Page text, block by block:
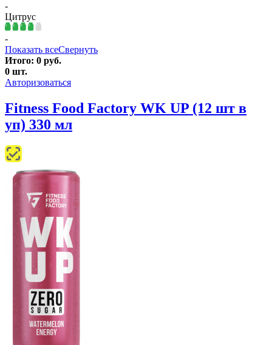
-
Цитрус
-
Показать всеСвернуть
Итого: 0 руб.
0 шт.
Авторизоваться
Fitness Food Factory WK UP (12 шт в
уп) 330 мл